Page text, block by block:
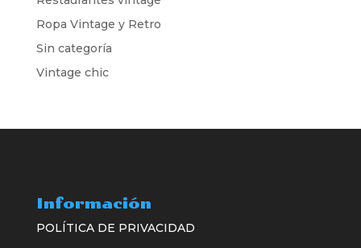
Ropa Vintage y Retro
Sin categoría
Vintage chic
Información
POLÍTICA DE PRIVACIDAD